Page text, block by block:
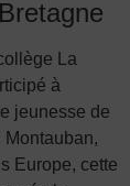
La
à
jeunesse de
Montauban,
Europe, cette